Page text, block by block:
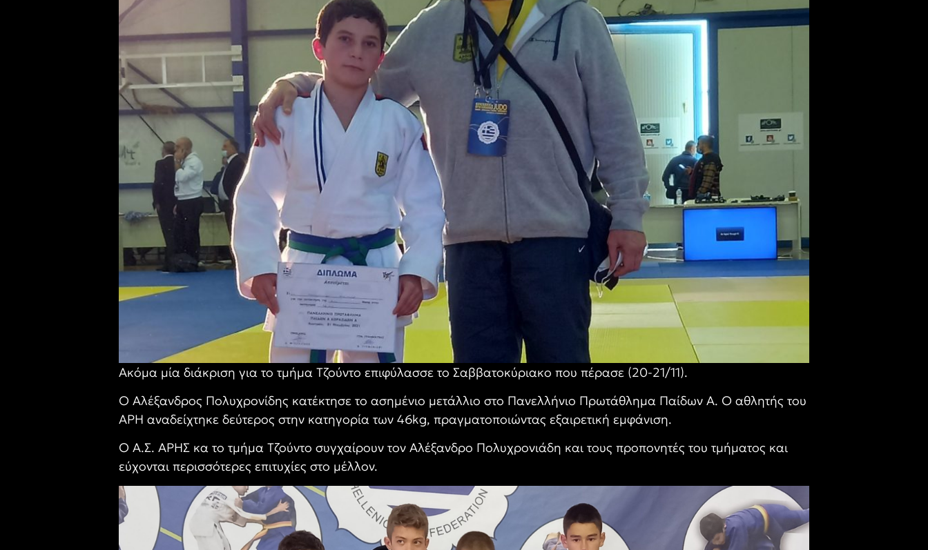
Ακόμα μία διάκριση για το τμήμα Τζούντο επιφύλασσε το Σαββατοκύριακο που πέρασε (20-21/11).
Ο Αλέξανδρος Πολυχρονίδης κατέκτησε το ασημένιο μετάλλιο στο Πανελλήνιο Πρωτάθλημα Παίδων Α. Ο αθλητής του
ΑΡΗ αναδείχτηκε δεύτερος στην κατηγορία των 46kg, πραγματοποιώντας εξαιρετική εμφάνιση.
Ο Α.Σ. ΑΡΗΣ κα το τμήμα Τζούντο συγχαίρουν τον Αλέξανδρο Πολυχρονιάδη και τους προπονητές του τμήματος και
εύχονται περισσότερες επιτυχίες στο μέλλον.